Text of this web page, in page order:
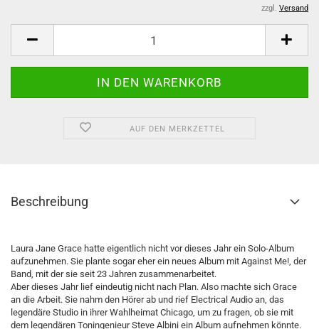
zzgl. Versand
AUF DEN MERKZETTEL
Beschreibung
Laura Jane Grace hatte eigentlich nicht vor dieses Jahr ein Solo-Album
aufzunehmen. Sie plante sogar eher ein neues Album mit Against Me!, der
Band, mit der sie seit 23 Jahren zusammenarbeitet.
Aber dieses Jahr lief eindeutig nicht nach Plan. Also machte sich Grace
an die Arbeit. Sie nahm den Hörer ab und rief Electrical Audio an, das
legendäre Studio in ihrer Wahlheimat Chicago, um zu fragen, ob sie mit
dem legendären Toningenieur Steve Albini ein Album aufnehmen könnte.